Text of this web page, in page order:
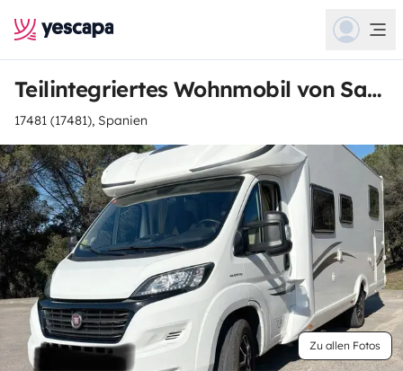
Teilintegriertes Wohnmobil von Samuel Joaquin
17481 (17481), Spanien
Zu allen Fotos